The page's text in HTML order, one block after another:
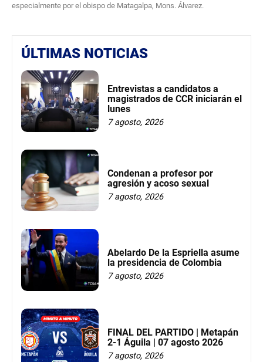
especialmente por el obispo de Matagalpa, Mons. Álvarez.
ÚLTIMAS NOTICIAS
Entrevistas a candidatos a
magistrados de CCR iniciarán el
lunes
7 agosto, 2026
Condenan a profesor por
agresión y acoso sexual
7 agosto, 2026
Abelardo De la Espriella asume
la presidencia de Colombia
7 agosto, 2026
FINAL DEL PARTIDO | Metapán
2-1 Águila | 07 agosto 2026
7 agosto, 2026